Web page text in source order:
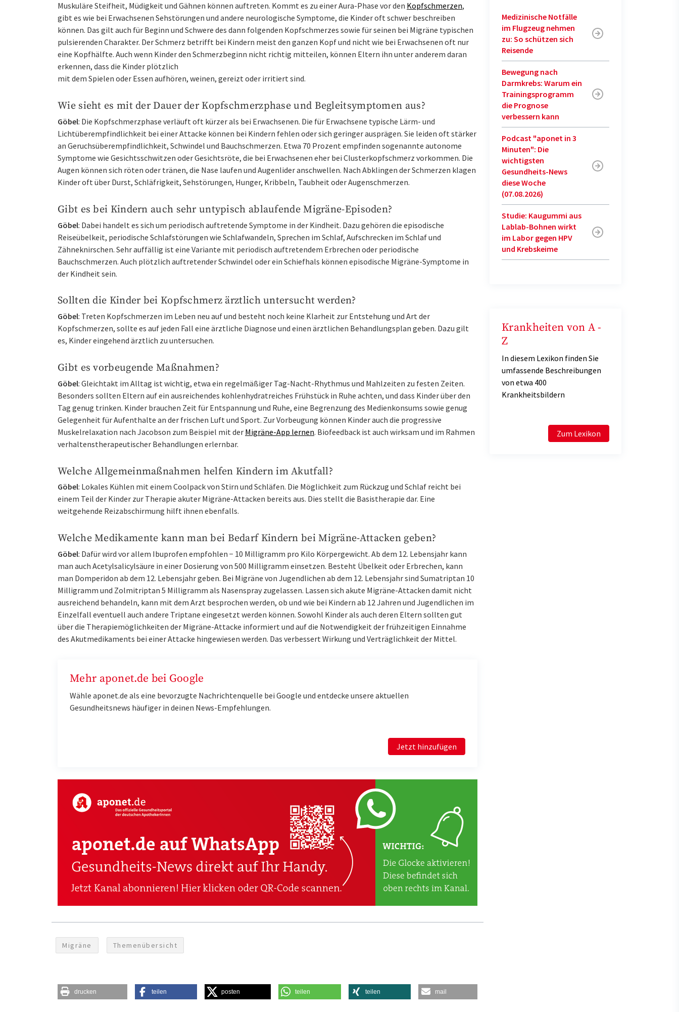
Muskuläre Steifheit, Müdigkeit und Gähnen können auftreten. Kommt es zu einer Aura-Phase vor den Kopfschmerzen,
gibt es wie bei Erwachsenen Sehstörungen und andere neurologische Symptome, die Kinder oft schwer beschreiben
können. Das gilt auch für Beginn und Schwere des dann folgenden Kopfschmerzes sowie für seinen bei Migräne typischen
pulsierenden Charakter. Der Schmerz betrifft bei Kindern meist den ganzen Kopf und nicht wie bei Erwachsenen oft nur
eine Kopfhälfte. Auch wenn Kinder den Schmerzbeginn nicht richtig mitteilen, können Eltern ihn unter anderem daran
erkennen, dass die Kinder plötzlich
mit dem Spielen oder Essen aufhören, weinen, gereizt oder irritiert sind.
Wie sieht es mit der Dauer der Kopfschmerzphase und Begleitsymptomen aus?
Göbel: Die Kopfschmerzphase verläuft oft kürzer als bei Erwachsenen. Die für Erwachsene typische Lärm- und
Lichtüberempfindlichkeit bei einer Attacke können bei Kindern fehlen oder sich geringer ausprägen. Sie leiden oft stärker
an Geruchsüberempfindlichkeit, Schwindel und Bauchschmerzen. Etwa 70 Prozent empfinden sogenannte autonome
Symptome wie Gesichtsschwitzen oder Gesichtsröte, die bei Erwachsenen eher bei Clusterkopfschmerz vorkommen. Die
Augen können sich röten oder tränen, die Nase laufen und Augenlider anschwellen. Nach Abklingen der Schmerzen klagen
Kinder oft über Durst, Schläfrigkeit, Sehstörungen, Hunger, Kribbeln, Taubheit oder Augenschmerzen.
Gibt es bei Kindern auch sehr untypisch ablaufende Migräne-Episoden?
Göbel: Dabei handelt es sich um periodisch auftretende Symptome in der Kindheit. Dazu gehören die episodische
Reiseübelkeit, periodische Schlafstörungen wie Schlafwandeln, Sprechen im Schlaf, Aufschrecken im Schlaf und
Zähneknirschen. Sehr auffällig ist eine Variante mit periodisch auftretendem Erbrechen oder periodische
Bauchschmerzen. Auch plötzlich auftretender Schwindel oder ein Schiefhals können episodische Migräne-Symptome in
der Kindheit sein.
Sollten die Kinder bei Kopfschmerz ärztlich untersucht werden?
Göbel: Treten Kopfschmerzen im Leben neu auf und besteht noch keine Klarheit zur Entstehung und Art der
Kopfschmerzen, sollte es auf jeden Fall eine ärztliche Diagnose und einen ärztlichen Behandlungsplan geben. Dazu gilt
es, Kinder eingehend ärztlich zu untersuchen.
Gibt es vorbeugende Maßnahmen?
Göbel: Gleichtakt im Alltag ist wichtig, etwa ein regelmäßiger Tag-Nacht-Rhythmus und Mahlzeiten zu festen Zeiten.
Besonders sollten Eltern auf ein ausreichendes kohlenhydratreiches Frühstück in Ruhe achten, und dass Kinder über den
Tag genug trinken. Kinder brauchen Zeit für Entspannung und Ruhe, eine Begrenzung des Medienkonsums sowie genug
Gelegenheit für Aufenthalte an der frischen Luft und Sport. Zur Vorbeugung können Kinder auch die progressive
Muskelrelaxation nach Jacobson zum Beispiel mit der Migräne-App lernen. Biofeedback ist auch wirksam und im Rahmen
verhaltenstherapeutischer Behandlungen erlernbar.
Welche Allgemeinmaßnahmen helfen Kindern im Akutfall?
Göbel: Lokales Kühlen mit einem Coolpack von Stirn und Schläfen. Die Möglichkeit zum Rückzug und Schlaf reicht bei
einem Teil der Kinder zur Therapie akuter Migräne-Attacken bereits aus. Dies stellt die Basistherapie dar. Eine
weitgehende Reizabschirmung hilft ihnen ebenfalls.
Welche Medikamente kann man bei Bedarf Kindern bei Migräne-Attacken geben?
Göbel: Dafür wird vor allem Ibuprofen empfohlen − 10 Milligramm pro Kilo Körpergewicht. Ab dem 12. Lebensjahr kann
man auch Acetylsalicylsäure in einer Dosierung von 500 Milligramm einsetzen. Besteht Übelkeit oder Erbrechen, kann
man Domperidon ab dem 12. Lebensjahr geben. Bei Migräne von Jugendlichen ab dem 12. Lebensjahr sind Sumatriptan 10
Milligramm und Zolmitriptan 5 Milligramm als Nasenspray zugelassen. Lassen sich akute Migräne-Attacken damit nicht
ausreichend behandeln, kann mit dem Arzt besprochen werden, ob und wie bei Kindern ab 12 Jahren und Jugendlichen im
Einzelfall eventuell auch andere Triptane eingesetzt werden können. Sowohl Kinder als auch deren Eltern sollten gut
über die Therapiemöglichkeiten der Migräne-Attacke informiert und auf die Notwendigkeit der frühzeitigen Einnahme
des Akutmedikaments bei einer Attacke hingewiesen werden. Das verbessert Wirkung und Verträglichkeit der Mittel.
Mehr aponet.de bei Google
Wähle aponet.de als eine bevorzugte Nachrichtenquelle bei Google und entdecke unsere aktuellen
Gesundheitsnews häufiger in deinen News-Empfehlungen.
Jetzt hinzufügen
Migräne Themenübersicht
drucken teilen posten teilen teilen mail
Medizinische Notfälle
im Flugzeug nehmen
zu: So schützen sich
Reisende
Bewegung nach
Darmkrebs: Warum ein
Trainingsprogramm
die Prognose
verbessern kann
Podcast "aponet in 3
Minuten": Die
wichtigsten
Gesundheits-News
diese Woche
(07.08.2026)
Studie: Kaugummi aus
Lablab-Bohnen wirkt
im Labor gegen HPV
und Krebskeime
Krankheiten von A -
Z
In diesem Lexikon finden Sie
umfassende Beschreibungen
von etwa 400
Krankheitsbildern
Zum Lexikon